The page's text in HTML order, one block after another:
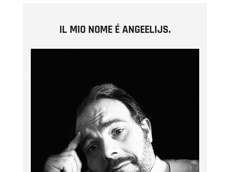
IL MIO NOME É ANGEELIJS.